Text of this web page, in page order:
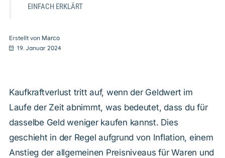
EINFACH ERKLÄRT
Erstellt von Marco
19. Januar 2024
Kaufkraftverlust tritt auf, wenn der Geldwert im
Laufe der Zeit abnimmt, was bedeutet, dass du für
dasselbe Geld weniger kaufen kannst. Dies
geschieht in der Regel aufgrund von Inflation, einem
Anstieg der allgemeinen Preisniveaus für Waren und